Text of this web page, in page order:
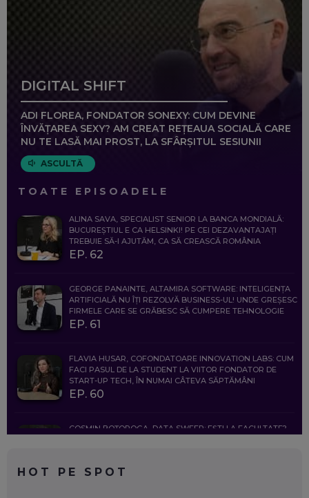
DIGITAL SHIFT
ADI FLOREA, FONDATOR SONEXY: CUM DEVINE
ÎNVĂȚAREA SEXY? AM CREAT REȚEAUA SOCIALĂ CARE
NU TE LASĂ MAI PROST, LA SFÂRȘITUL SESIUNII
ASCULTĂ
TOATE EPISOADELE
ALINA SAVA, SPECIALIST SENIOR LA BANCA MONDIALĂ:
BUCUREȘTIUL E CA HELSINKI! PE CEI DEZAVANTAJAȚI
TREBUIE SĂ-I AJUTĂM, CA SĂ CREASCĂ ROMÂNIA
EP. 62
GEORGE PANAINTE, ALTAMIRA SOFTWARE: INTELIGENȚA
ARTIFICIALĂ NU ÎȚI REZOLVĂ BUSINESS-UL! UNDE GREȘESC
FIRMELE CARE SE GRĂBESC SĂ CUMPERE TEHNOLOGIE
EP. 61
FLAVIA HUSAR, COFONDATOARE INNOVATION LABS: CUM
FACI PASUL DE LA STUDENT LA VIITOR FONDATOR DE
START-UP TECH, ÎN NUMAI CÂTEVA SĂPTĂMÂNI
EP. 60
COSMIN BOȚOROGA, DATA SWEEP: EȘTI LA FACULTATE?
HOT PE SPOT